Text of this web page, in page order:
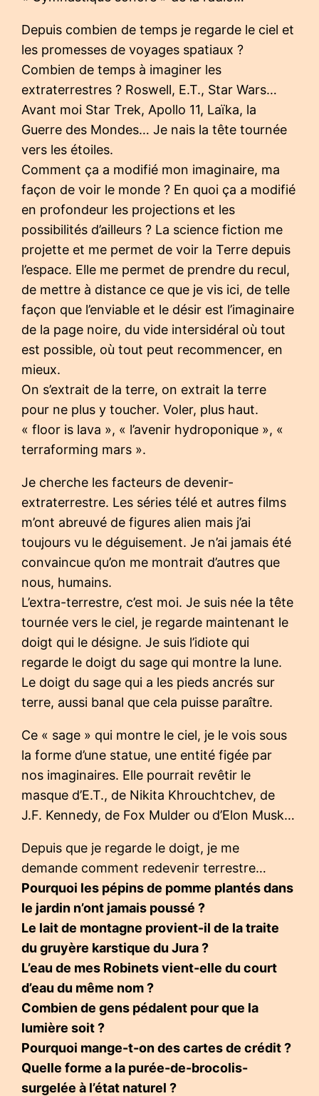
Depuis combien de temps je regarde le ciel et
les promesses de voyages spatiaux ?
Combien de temps à imaginer les
extraterrestres ? Roswell, E.T., Star Wars…
Avant moi Star Trek, Apollo 11, Laïka, la
Guerre des Mondes… Je nais la tête tournée
vers les étoiles.
Comment ça a modifié mon imaginaire, ma
façon de voir le monde ? En quoi ça a modifié
en profondeur les projections et les
possibilités d’ailleurs ? La science fiction me
projette et me permet de voir la Terre depuis
l’espace. Elle me permet de prendre du recul,
de mettre à distance ce que je vis ici, de telle
façon que l’enviable et le désir est l’imaginaire
de la page noire, du vide intersidéral où tout
est possible, où tout peut recommencer, en
mieux.
On s’extrait de la terre, on extrait la terre
pour ne plus y toucher. Voler, plus haut.
« floor is lava », « l’avenir hydroponique », «
terraforming mars ».
Je cherche les facteurs de devenir-
extraterrestre. Les séries télé et autres films
m’ont abreuvé de figures alien mais j’ai
toujours vu le déguisement. Je n’ai jamais été
convaincue qu’on me montrait d’autres que
nous, humains.
L’extra-terrestre, c’est moi. Je suis née la tête
tournée vers le ciel, je regarde maintenant le
doigt qui le désigne. Je suis l’idiote qui
regarde le doigt du sage qui montre la lune.
Le doigt du sage qui a les pieds ancrés sur
terre, aussi banal que cela puisse paraître.
Ce « sage » qui montre le ciel, je le vois sous
la forme d’une statue, une entité figée par
nos imaginaires. Elle pourrait revêtir le
masque d’E.T., de Nikita Khrouchtchev, de
J.F. Kennedy, de Fox Mulder ou d’Elon Musk…
Depuis que je regarde le doigt, je me
demande comment redevenir terrestre…
Pourquoi les pépins de pomme plantés dans
le jardin n’ont jamais poussé ?
Le lait de montagne provient-il de la traite
du gruyère karstique du Jura ?
L’eau de mes Robinets vient-elle du court
d’eau du même nom ?
Combien de gens pédalent pour que la
lumière soit ?
Pourquoi mange-t-on des cartes de crédit ?
Quelle forme a la purée-de-brocolis-
surgelée à l’état naturel ?